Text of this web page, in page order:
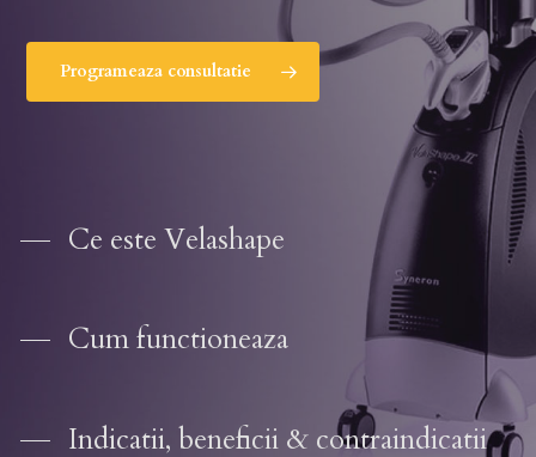
Programeaza consultatie
Ce este Velashape
Cum functioneaza
Indicatii, beneficii & contraindicatii